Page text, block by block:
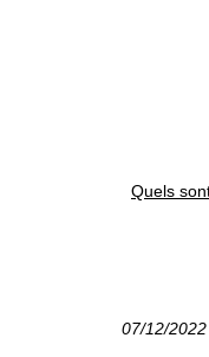
Quels
07/12/2022